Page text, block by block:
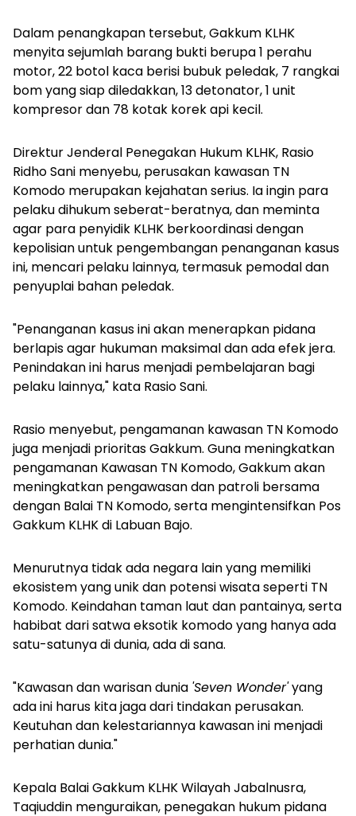
Dalam penangkapan tersebut, Gakkum KLHK
menyita sejumlah barang bukti berupa 1 perahu
motor, 22 botol kaca berisi bubuk peledak, 7 rangkai
bom yang siap diledakkan, 13 detonator, 1 unit
kompresor dan 78 kotak korek api kecil.
Direktur Jenderal Penegakan Hukum KLHK, Rasio
Ridho Sani menyebu, perusakan kawasan TN
Komodo merupakan kejahatan serius. Ia ingin para
pelaku dihukum seberat-beratnya, dan meminta
agar para penyidik KLHK berkoordinasi dengan
kepolisian untuk pengembangan penanganan kasus
ini, mencari pelaku lainnya, termasuk pemodal dan
penyuplai bahan peledak.
"Penanganan kasus ini akan menerapkan pidana
berlapis agar hukuman maksimal dan ada efek jera.
Penindakan ini harus menjadi pembelajaran bagi
pelaku lainnya," kata Rasio Sani.
Rasio menyebut, pengamanan kawasan TN Komodo
juga menjadi prioritas Gakkum. Guna meningkatkan
pengamanan Kawasan TN Komodo, Gakkum akan
meningkatkan pengawasan dan patroli bersama
dengan Balai TN Komodo, serta mengintensifkan Pos
Gakkum KLHK di Labuan Bajo.
Menurutnya tidak ada negara lain yang memiliki
ekosistem yang unik dan potensi wisata seperti TN
Komodo. Keindahan taman laut dan pantainya, serta
habibat dari satwa eksotik komodo yang hanya ada
satu-satunya di dunia, ada di sana.
"Kawasan dan warisan dunia 'Seven Wonder'yang
ada ini harus kita jaga dari tindakan perusakan.
Keutuhan dan kelestariannya kawasan ini menjadi
perhatian dunia."
Kepala Balai Gakkum KLHK Wilayah Jabalnusra,
Taqiuddin menguraikan, penegakan hukum pidana